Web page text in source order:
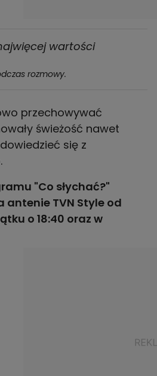
wartości
rozmowy.
przechowywać
świeżość nawet
się z
"Co słychać?"
TVN Style od
o 18:40 oraz w